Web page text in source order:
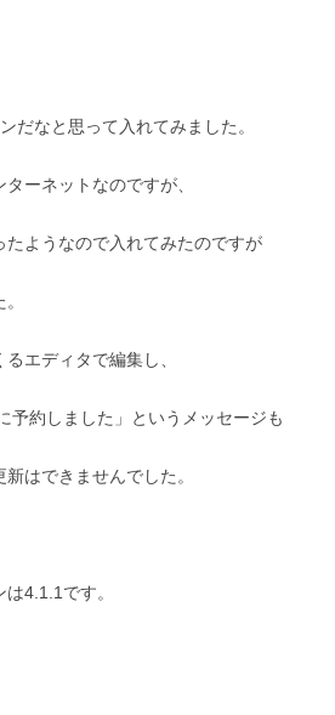
だなと思って入れてみました。
ーネットなのですが、
ようなので入れてみたのですが
エディタで編集し、
予約しました」というメッセージも
はできませんでした。
4.1.1です。